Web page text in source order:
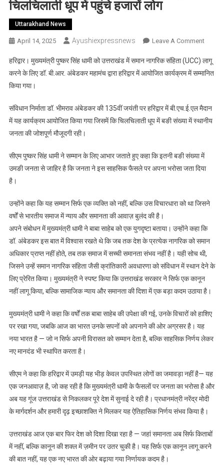
चिलचिलाती धूप में पहुंचे हजारों लोग
Uttarakhand News
April 14, 2025 Ayushiexpressnews Leave A CommentOn
के
सम्मान
में
में
पहुंचे
हरिद्वार। मुख्यमंत्री पुष्कर सिंह धामी को उत्तराखंड में समान नागरिक संहिता (UCC) लागू
करने के लिए डॉ. बी.आर. अंबेडकर महामंच द्वारा हरिद्वार में आयोजित कार्यक्रम में सम्मानित
किया गया।
संविधान निर्माता डॉ. भीमराव अंबेडकर की 135वीं जयंती पर हरिद्वार में बी.एच.ई.एल मैदान
में यह कार्यक्रम आयोजित किया गया जिसमें कि चिलचिलाती धूप में बङी संख्या में स्थानीय
जनता की जोशपूर्ण मौजूदगी रही।
सीएम पुष्कर सिंह धामी ने सम्मान के लिए आभार जताते हुए कहा कि इतनी बङी संख्या में
उमङी जनता से जाहिर है कि जनता ने इस साहसिक फैसले पर अपना भरोसा जता दिया
है।
उन्होंने कहा कि यह सम्मान सिर्फ एक व्यक्ति को नहीं, बल्कि उस विचारधारा को था जिसने
वर्षों से भारतीय समाज में न्याय और समानता की आवाज़ बुलंद की है।
अपने संबोधन में मुख्यमंत्री धामी ने बाबा साहेब को एक युगदृष्टा बताया। उन्होंने कहा कि
डॉ. अंबेडकर इस बात में विश्वास रखते थे कि जब तक देश के प्रत्येक नागरिक को समान
अधिकार प्राप्त नहीं होते, तब तक समाज में सच्ची समानता संभव नहीं है। यही सोच थी,
जिसने उन्हें समान नागरिक संहिता जैसी क्रांतिकारी अवधारणा को संविधान में स्थान देने के
लिए प्रेरित किया। मुख्यमंत्री ने स्पष्ट किया कि उत्तराखंड सरकार ने सिर्फ एक कानून
नहीं लागू किया, बल्कि सामाजिक न्याय और समानता की दिशा में एक बड़ा कदम उठाया है।
मुख्यमंत्री धामी ने कहा कि वर्षों तक बाबा साहेब की उपेक्षा की गई, उनके विचारों को हाशिए
पर रखा गया, जबकि आज का भारत उनके सपनों को अपनाने की ओर अग्रसर है। यह
नया भारत है — जो न सिर्फ अपनी विरासत को सम्मान देता है, बल्कि साहसिक निर्णय लेकर
नए मानदंड भी स्थापित करता है।
सीएम ने कहा कि हरिद्वार में उमड़ी यह भीड़ केवल उपस्थित लोगों का जमावड़ा नहीं है— यह
एक जनआवाज़ है, जो कह रही है कि मुख्यमंत्री धामी के फैसलों पर जनता का भरोसा है और
अब यह गूंज उत्तराखंड से निकलकर पूरे देश में सुनाई दे रही है। प्रधानमंत्री नरेंद्र मोदी
के मार्गदर्शन और हमारी दृढ़ इच्छाशक्ति ने मिलकर यह ऐतिहासिक निर्णय संभव किया है।
उत्तराखंड आज एक बार फिर देश को दिशा दिखा रहा है — जहां समानता अब सिर्फ किताबों
में नहीं, बल्कि कानून की शक्ल में ज़मीन पर उतर चुकी है। यह सिर्फ एक कानून लागू करने
की बात नहीं, यह एक नए भारत की ओर बढ़ाया गया निर्णायक कदम है।